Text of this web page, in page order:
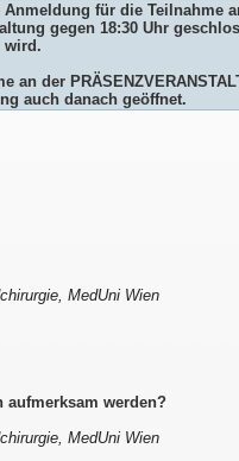
für die Teilnahme
gegen 18:30 Uhr
wird.
an der
auch danach geöffnet.
MedUni Wien
aufmerksam werden?
MedUni Wien